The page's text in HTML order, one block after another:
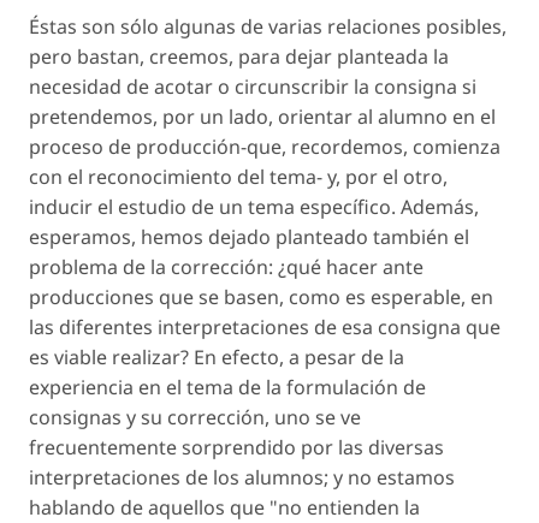
Éstas son sólo algunas de varias relaciones posibles,
pero bastan, creemos, para dejar planteada la
necesidad de acotar o circunscribir la consigna si
pretendemos, por un lado, orientar al alumno en el
proceso de producción-que, recordemos, comienza
con el reconocimiento del tema- y, por el otro,
inducir el estudio de un tema específico. Además,
esperamos, hemos dejado planteado también el
problema de la corrección: ¿qué hacer ante
producciones que se basen, como es esperable, en
las diferentes interpretaciones de esa consigna que
es viable realizar? En efecto, a pesar de la
experiencia en el tema de la formulación de
consignas y su corrección, uno se ve
frecuentemente sorprendido por las diversas
interpretaciones de los alumnos; y no estamos
hablando de aquellos que "no entienden la